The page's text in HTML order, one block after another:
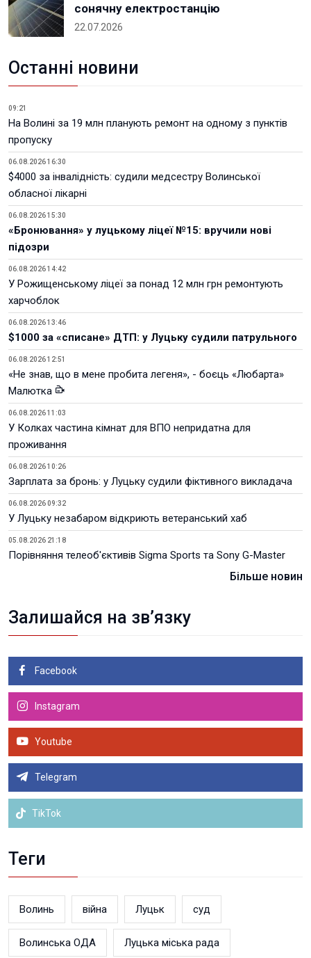
сонячну електростанцію
22.07.2026
Останні новини
09:21
На Волині за 19 млн планують ремонт на одному з пунктів
пропуску
06.08.2026 16:30
$4000 за інвалідність: судили медсестру Волинської
обласної лікарні
06.08.2026 15:30
«Бронювання» у луцькому ліцеї №15: вручили нові
підозри
06.08.2026 14:42
У Рожищенському ліцеї за понад 12 млн грн ремонтують
харчоблок
06.08.2026 13:46
$1000 за «списане» ДТП: у Луцьку судили патрульного
06.08.2026 12:51
«Не знав, що в мене пробита легеня», - боєць «Любарта»
Малютка
06.08.2026 11:03
У Колках частина кімнат для ВПО непридатна для
проживання
06.08.2026 10:26
Зарплата за бронь: у Луцьку судили фіктивного викладача
06.08.2026 09:32
У Луцьку незабаром відкриють ветеранський хаб
05.08.2026 21:18
Порівняння телеоб'єктивів Sigma Sports та Sony G-Master
Більше новин
Залишайся на зв’язку
Facebook
Instagram
Youtube
Telegram
TikTok
Теги
Волинь війна Луцьк суд
Волинська ОДА Луцька міська рада